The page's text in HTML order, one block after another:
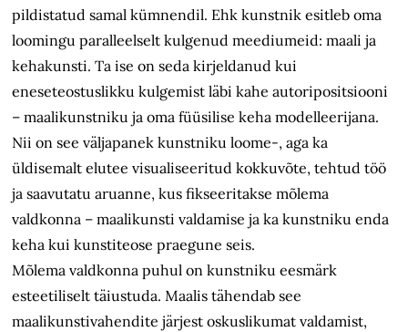
pildistatud samal kümnendil. Ehk kunstnik esitleb oma
loomingu paralleelselt kulgenud meediumeid: maali ja
kehakunsti. Ta ise on seda kirjeldanud kui
eneseteostuslikku kulgemist läbi kahe autoripositsiooni
– maalikunstniku ja oma füüsilise keha modelleerijana.
Nii on see väljapanek kunstniku loome-, aga ka
üldisemalt elutee visualiseeritud kokkuvõte, tehtud töö
ja saavutatu aruanne, kus fikseeritakse mõlema
valdkonna – maalikunsti valdamise ja ka kunstniku enda
keha kui kunstiteose praegune seis.
Mõlema valdkonna puhul on kunstniku eesmärk
esteetiliselt täiustuda. Maalis tähendab see
maalikunstivahendite järjest oskuslikumat valdamist,